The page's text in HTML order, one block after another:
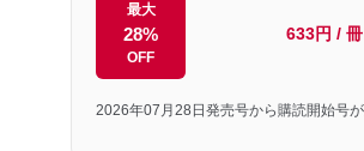
最大
28%
OFF
633円 / 冊
2026年07月28日発売号から購読開始号が